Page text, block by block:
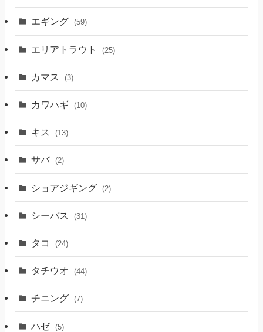
エギング (59)
エリアトラウト (25)
カマス (3)
カワハギ (10)
キス (13)
サバ (2)
ショアジギング (2)
シーバス (31)
タコ (24)
タチウオ (44)
チニング (7)
ハゼ (5)